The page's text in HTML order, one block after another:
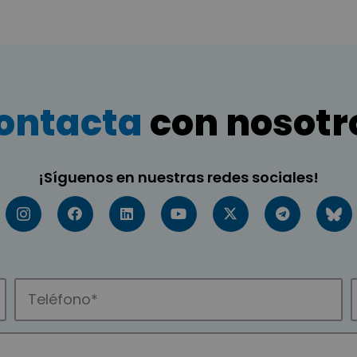
con
¡Síguenos en nuestras redes sociales!